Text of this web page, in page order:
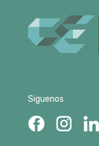
Siguenos